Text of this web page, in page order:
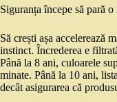
Siguranța începe să pară
Să crești așa accelerează
instinct. Încrederea e
Până la 8 ani, culoarele
minate. Până la 10 ani,
decât asigurarea că